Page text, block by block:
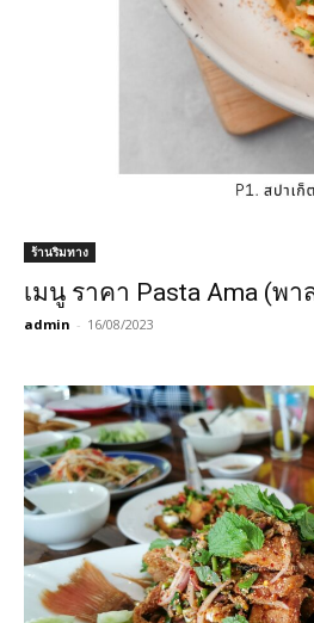
ร้านริมทาง
เมนู ราคา Pasta Ama (พ
admin - 16/08/2023